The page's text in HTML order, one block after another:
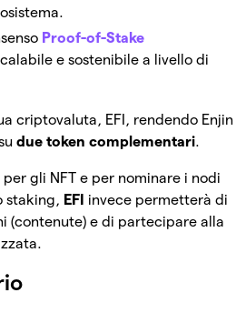
Proof-of-Stake
e sostenibile a livello di
criptovaluta, EFI, rendendo Enjin
due token complementari.
per gli NFT e per nominare i nodi
staking, EFI invece permetterà di
(contenute) e di partecipare alla